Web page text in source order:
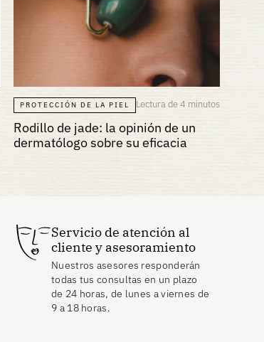
PROTECCIÓN DE LA PIEL Lectura de 4 minutos
Rodillo de jade: la opinión de un
dermatólogo sobre su eficacia
Servicio de atención al
cliente y asesoramiento
Nuestros asesores responderán
todas tus consultas en un plazo
de 24 horas, de lunes a viernes de
9 a 18 horas.